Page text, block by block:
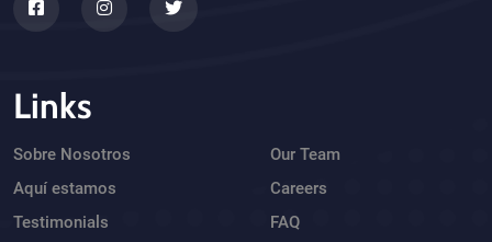
Links
Sobre Nosotros
Aquí estamos
Testimonials
Our Team
Careers
FAQ